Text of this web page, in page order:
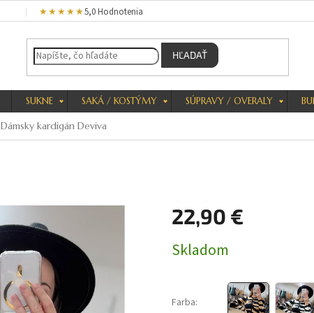
★★★★★5,0 Hodnotenia
HĽADAŤ
SUKNE SAKÁ / KOSTÝMY SÚPRAVY / OVERALY
Dámsky kardigán Deviva
22,90 €
cena:
Skladom
Farba: